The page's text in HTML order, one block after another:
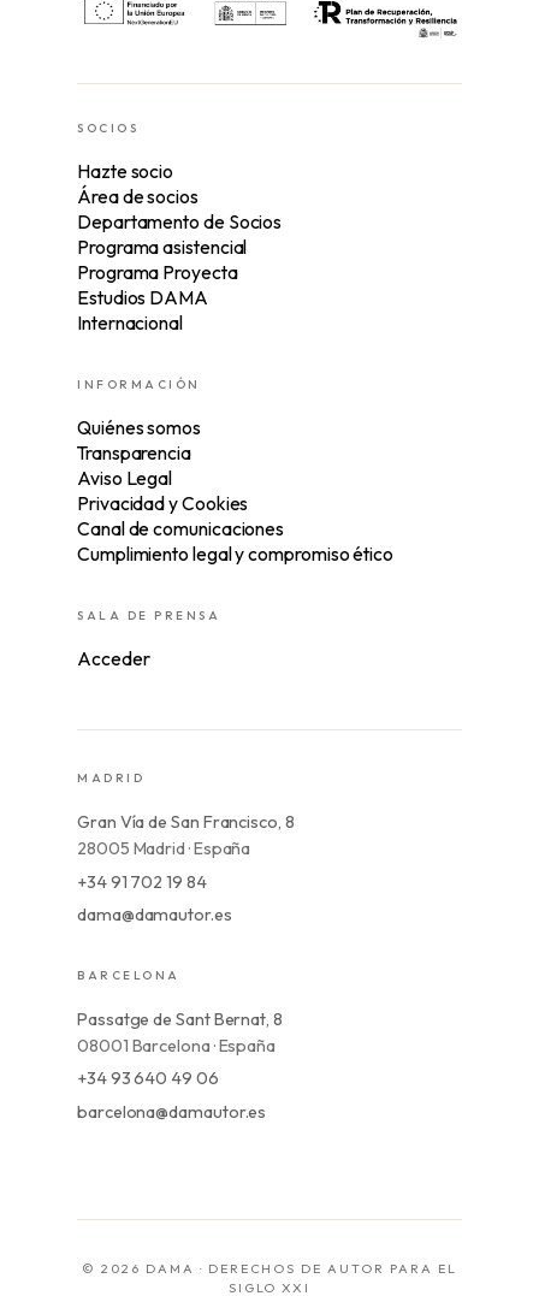
SOCIOS
Hazte socio
Área de socios
Departamento de Socios
Programa asistencial
Programa Proyecta
Estudios DAMA
Internacional
INFORMACIÓN
Quiénes somos
Transparencia
Aviso Legal
Privacidad y Cookies
Canal de comunicaciones
Cumplimiento legal y compromiso ético
SALA DE PRENSA
Acceder
MADRID
Gran Vía de San Francisco, 8
28005 Madrid · España
+34 91 702 19 84
dama@damautor.es
BARCELONA
Passatge de Sant Bernat, 8
08001 Barcelona · España
+34 93 640 49 06
barcelona@damautor.es
© 2026 DAMA · DERECHOS DE AUTOR PARA EL
SIGLO XXI